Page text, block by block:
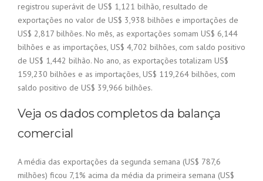
registrou superávit de US$ 1,121 bilhão, resultado de
exportações no valor de US$ 3,938 bilhões e importações de
US$ 2,817 bilhões. No mês, as exportações somam US$ 6,144
bilhões e as importações, US$ 4,702 bilhões, com saldo positivo
de US$ 1,442 bilhão. No ano, as exportações totalizam US$
159,230 bilhões e as importações, US$ 119,264 bilhões, com
saldo positivo de US$ 39,966 bilhões.
Veja os dados completos da balança
comercial
A média das exportações da segunda semana (US$ 787,6
milhões) ficou 7,1% acima da média da primeira semana (US$